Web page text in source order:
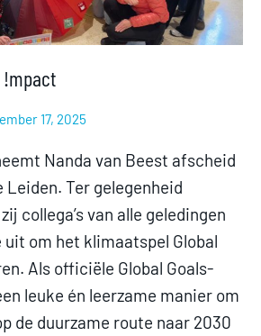
17, 2025
Nanda van Beest afscheid
Leiden. Ter gelegenheid
collega’s van alle geledingen
uit om het klimaatspel Global
Als officiële Global Goals-
leuke én leerzame manier om
de duurzame route naar 2030